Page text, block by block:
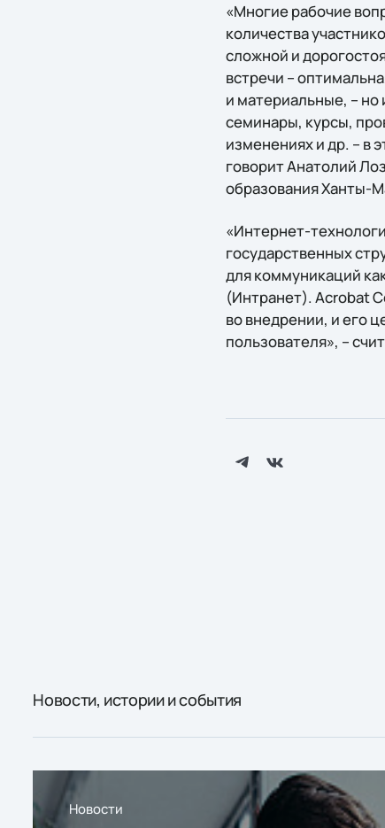
«Многие рабочие
количества
сложной и
встречи –
и материальные, – но
семинары, курсы,
изменениях и др. – в
говорит Анатолий
образования Ханты-
«Интернет-
государственных
для коммуникаций
(Интранет). Acrobat
во внедрении, и его
пользователя», –
Новости, истории и события
Новости